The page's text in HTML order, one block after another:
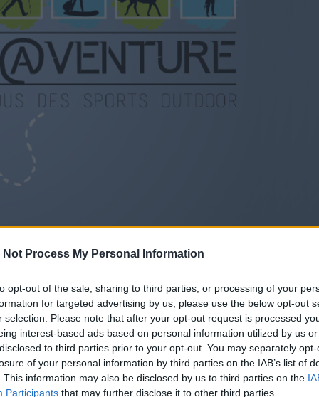
Not Process My Personal Information
opt-out of the sale, sharing to third parties, or processing of your
for targeted advertising by us, please use the below opt-out
selection. Please note that after your opt-out request is processed
interest-based ads based on personal information utilized by us
to third parties prior to your opt-out. You may separately
of your personal information by third parties on the IAB’s list of
This information may also be disclosed by us to third parties on the
Participants that may further disclose it to other third parties.
mars 2020 à 10h25
! Le Parc des Expositions de Montpellier donne
13 au 15 mars 2020. Randonnée, équitation, voile,
les sports de nature qu'offre notre belle région.
!